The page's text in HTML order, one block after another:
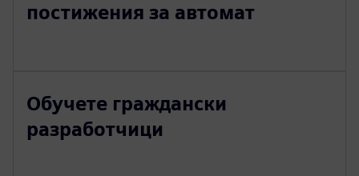
постижения за автомат
Обучете граждански
разработчици